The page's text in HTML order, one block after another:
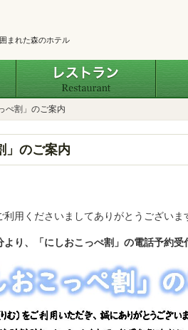
まれた森のホテル
客室 レスト
ぺ割」のご案内
」のご案内
利用くださいましてありがとうございま
り、「にしおこっぺ割」の電話予約受